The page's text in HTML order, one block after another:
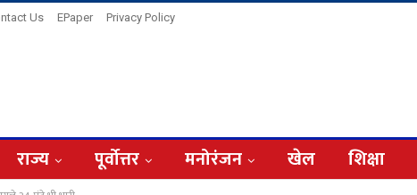
Us EPaper Privacy Policy
राज्य पूर्वोत्तर मनोरंजन खेल शिक्षा